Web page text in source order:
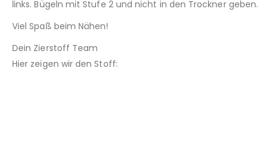
links. Bügeln mit Stufe 2 und nicht in den Trockner geben.
Viel Spaß beim Nähen!
Dein Zierstoff Team
Hier zeigen wir den Stoff: